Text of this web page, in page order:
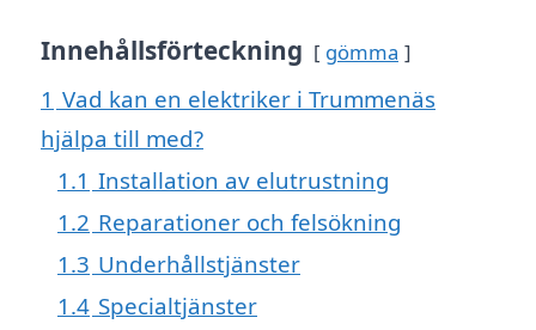
Innehållsförteckning gömma
1 Vad kan en elektriker i Trummenäs
hjälpa till med?
1.1 Installation av elutrustning
1.2 Reparationer och felsökning
1.3 Underhållstjänster
1.4 Specialtjänster